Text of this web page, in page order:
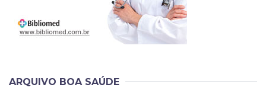
ARQUIVO BOA SAÚDE